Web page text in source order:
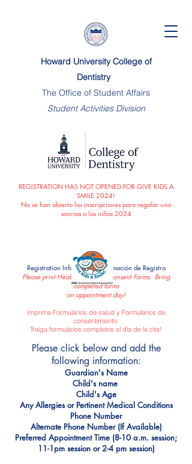
Howard University College of
Dentistry
The Office of Student Affairs
Student Activities Division
REGISTRATION HAS NOT OPENED FOR GIVE KIDS A
SMILE 2024!
No se han abierto las inscripciones para regalar una
sonrisa a los niños 2024
Registration Information/Información de Registro
Please print Health Forms and Consent Forms. Bring
completed forms
on appointment day!
Imprima Formularios de salud y Formularios de
consentimiento.
Traiga formularios completos el día de la cita!
Please click below and add the
following information:
Guardian's Name
Child's name
Child's Age
Any Allergies or Pertinent Medical Conditions
Phone Number
Alternate Phone Number (If Available)
Preferred Appointment Time (8-10 a.m. session;
11-1pm session or 2-4 pm session)